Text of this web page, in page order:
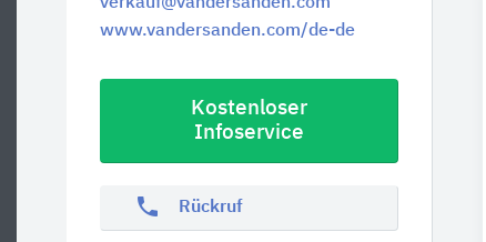
www.vandersanden.com/de-de
Kostenloser
Infoservice
phone Rückruf